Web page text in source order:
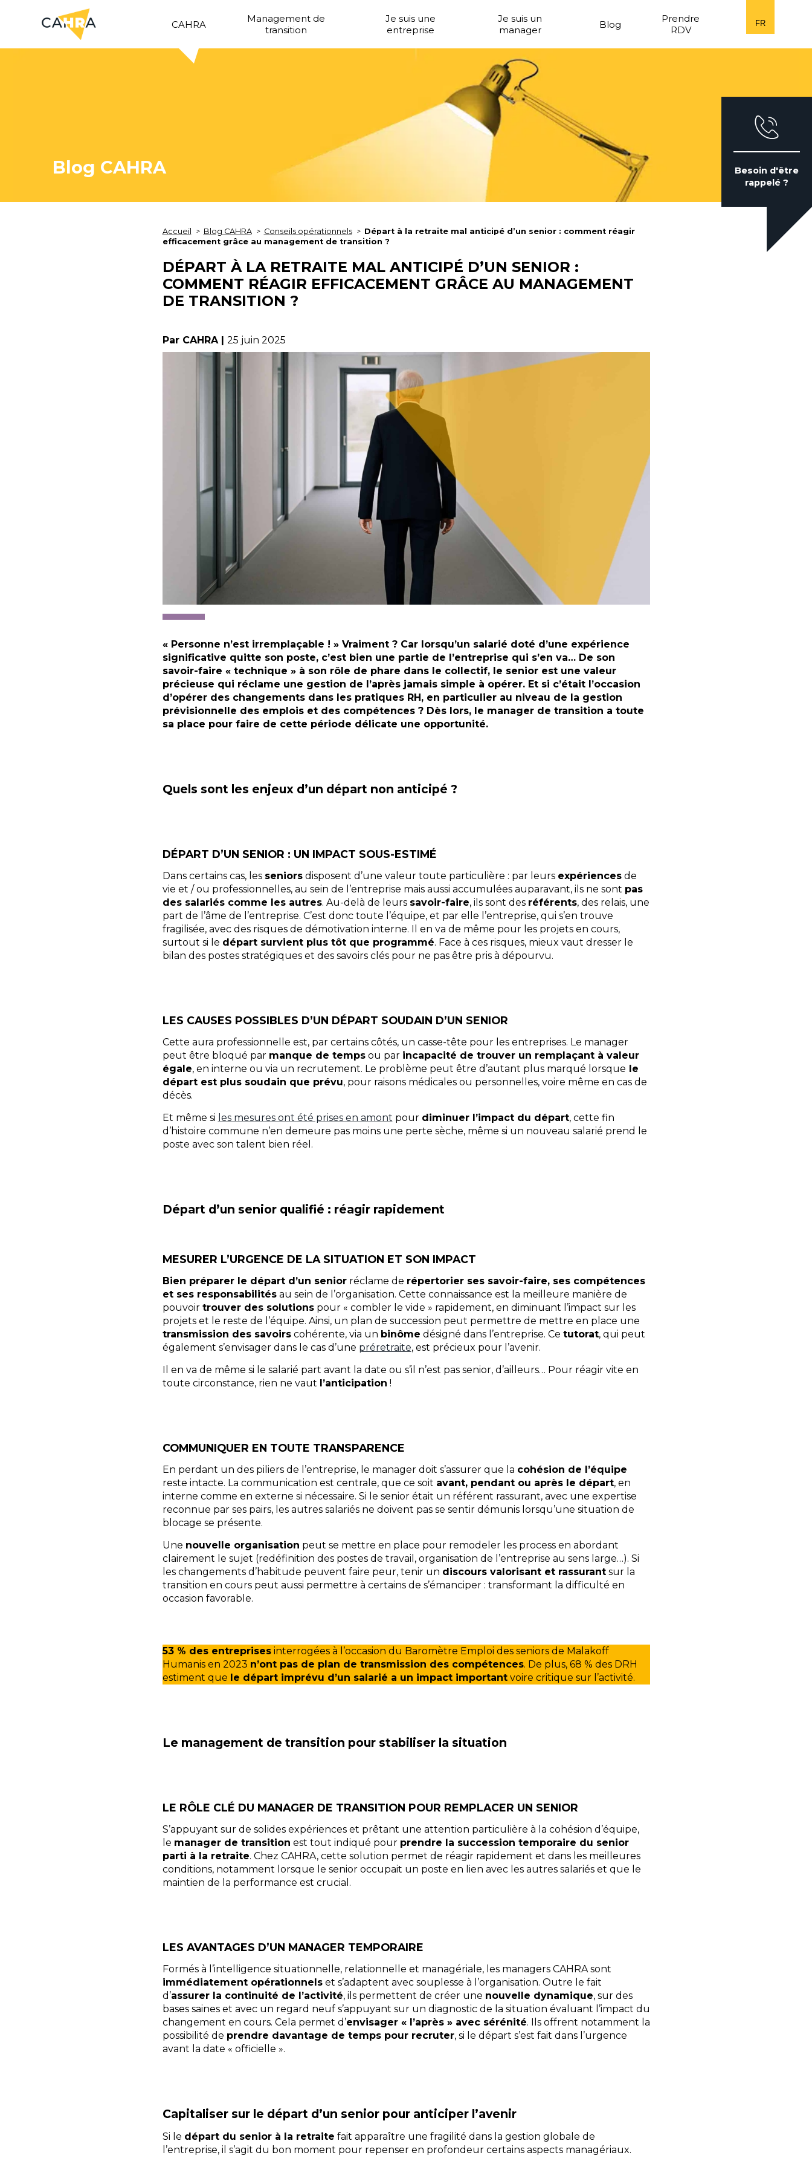
CAHRA
Management de
transition
Je suis une
entreprise
Je suis un
manager
Blog
Prendre
RDV
FR
Besoin d'être
rappelé ?
Blog CAHRA
Accueil Blog CAHRA Conseils opérationnels
Départ à la retraite mal anticipé d’un senior : comment réagir
efficacement grâce au management de transition ?
DÉPART À LA RETRAITE MAL ANTICIPÉ D’UN SENIOR :
COMMENT RÉAGIR EFFICACEMENT GRÂCE AU MANAGEMENT
DE TRANSITION ?
Par CAHRA | 25 juin 2025
« Personne n’est irremplaçable ! » Vraiment ? Car lorsqu’un salarié doté d’une expérience
significative quitte son poste, c’est bien une partie de l’entreprise qui s’en va… De son
savoir-faire « technique » à son rôle de phare dans le collectif, le senior est une valeur
précieuse qui réclame une gestion de l’après jamais simple à opérer. Et si c’était l’occasion
d’opérer des changements dans les pratiques RH, en particulier au niveau de la gestion
prévisionnelle des emplois et des compétences ? Dès lors, le manager de transition a toute
sa place pour faire de cette période délicate une opportunité.
Quels sont les enjeux d’un départ non anticipé ?
DÉPART D’UN SENIOR : UN IMPACT SOUS-ESTIMÉ
Dans certains cas, les seniorsdisposent d’une valeur toute particulière : par leurs expériencesde
vie et / ou professionnelles, au sein de l’entreprise mais aussi accumulées auparavant, ils ne sont pas
des salariés comme les autres. Au-delà de leurs savoir-faire, ils sont des référents, des relais, une
part de l’âme de l’entreprise. C’est donc toute l’équipe, et par elle l’entreprise, qui s’en trouve
fragilisée, avec des risques de démotivation interne. Il en va de même pour les projets en cours,
surtout si le départ survient plus tôt que programmé. Face à ces risques, mieux vaut dresser le
bilan des postes stratégiques et des savoirs clés pour ne pas être pris à dépourvu.
LES CAUSES POSSIBLES D’UN DÉPART SOUDAIN D’UN SENIOR
Cette aura professionnelle est, par certains côtés, un casse-tête pour les entreprises. Le manager
peut être bloqué par manque de tempsou par incapacité de trouver un remplaçant à valeur
égale, en interne ou via un recrutement. Le problème peut être d’autant plus marqué lorsque le
départ est plus soudain que prévu, pour raisons médicales ou personnelles, voire même en cas de
décès.
Et même si les mesures ont été prises en amont pour diminuer l’impact du départ, cette fin
d’histoire commune n’en demeure pas moins une perte sèche, même si un nouveau salarié prend le
poste avec son talent bien réel.
Départ d’un senior qualifié : réagir rapidement
MESURER L’URGENCE DE LA SITUATION ET SON IMPACT
Bien préparer le départ d’un seniorréclame de répertorier ses savoir-faire, ses compétences
et ses responsabilitésau sein de l’organisation. Cette connaissance est la meilleure manière de
pouvoir trouver des solutionspour « combler le vide » rapidement, en diminuant l’impact sur les
projets et le reste de l’équipe. Ainsi, un plan de succession peut permettre de mettre en place une
transmission des savoirscohérente, via un binôme désigné dans l’entreprise. Ce tutorat, qui peut
également s’envisager dans le cas d’une préretraite, est précieux pour l’avenir.
Il en va de même si le salarié part avant la date ou s’il n’est pas senior, d’ailleurs… Pour réagir vite en
toute circonstance, rien ne vaut l’anticipation !
COMMUNIQUER EN TOUTE TRANSPARENCE
En perdant un des piliers de l’entreprise, le manager doit s’assurer que la cohésion de l’équipe
reste intacte. La communication est centrale, que ce soit avant, pendant ou après le départ, en
interne comme en externe si nécessaire. Si le senior était un référent rassurant, avec une expertise
reconnue par ses pairs, les autres salariés ne doivent pas se sentir démunis lorsqu’une situation de
blocage se présente.
Une nouvelle organisation peut se mettre en place pour remodeler les process en abordant
clairement le sujet (redéfinition des postes de travail, organisation de l’entreprise au sens large…). Si
les changements d’habitude peuvent faire peur, tenir un discours valorisant et rassurantsur la
transition en cours peut aussi permettre à certains de s’émanciper : transformant la difficulté en
occasion favorable.
53 % des entreprisesinterrogées à l’occasion du Baromètre Emploi des seniors de Malakoff
Humanis en 2023 n’ont pas de plan de transmission des compétences. De plus, 68 % des DRH
estiment que le départ imprévu d’un salarié a un impact importantvoire critique sur l’activité.
Le management de transition pour stabiliser la situation
LE RÔLE CLÉ DU MANAGER DE TRANSITION POUR REMPLACER UN SENIOR
S’appuyant sur de solides expériences et prêtant une attention particulière à la cohésion d’équipe,
le manager de transition est tout indiqué pour prendre la succession temporaire du senior
parti à la retraite. Chez CAHRA, cette solution permet de réagir rapidement et dans les meilleures
conditions, notamment lorsque le senior occupait un poste en lien avec les autres salariés et que le
maintien de la performance est crucial.
LES AVANTAGES D’UN MANAGER TEMPORAIRE
Formés à l’intelligence situationnelle, relationnelle et managériale, les managers CAHRA sont
immédiatement opérationnelset s’adaptent avec souplesse à l’organisation. Outre le fait
d’assurer la continuité de l’activité, ils permettent de créer une nouvelle dynamique, sur des
bases saines et avec un regard neuf s’appuyant sur un diagnostic de la situation évaluant l’impact du
changement en cours. Cela permet d’envisager « l’après » avec sérénité. Ils offrent notamment la
possibilité de prendre davantage de temps pour recruter, si le départ s’est fait dans l’urgence
avant la date « officielle ».
Capitaliser sur le départ d’un senior pour anticiper l’avenir
Si le départ du senior à la retraite fait apparaître une fragilité dans la gestion globale de
l’entreprise, il s’agit du bon moment pour repenser en profondeur certains aspects managériaux.